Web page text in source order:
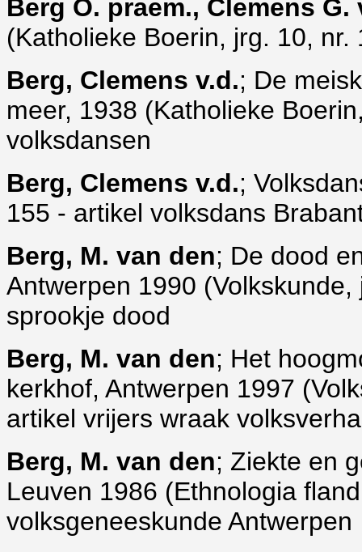
Berg O. praem., Clemens G.
(Katholieke Boerin, jrg. 10,
Berg, Clemens v.d.; De
meer, 1938 (Katholieke
volksdansen
Berg, Clemens v.d.;
155 - artikel volksdans
Berg, M. van den; De dood
Antwerpen 1990
sprookje dood
Berg, M. van den; Het
kerkhof, Antwerpen 1997
artikel vrijers wraak
Berg, M. van den; Ziekte en
Leuven 1986 (Ethnologia
volksgeneeskunde Antwerpen